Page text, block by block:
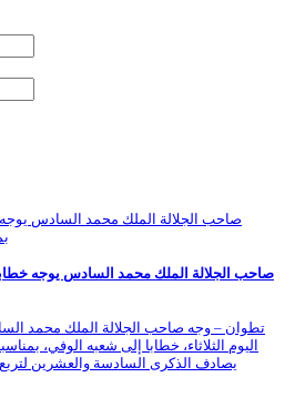
صاحب الجلالة الملك محمد السادس يوجه خطابا